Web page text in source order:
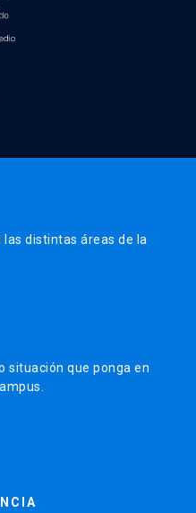
distintas áreas de la
situación que ponga en